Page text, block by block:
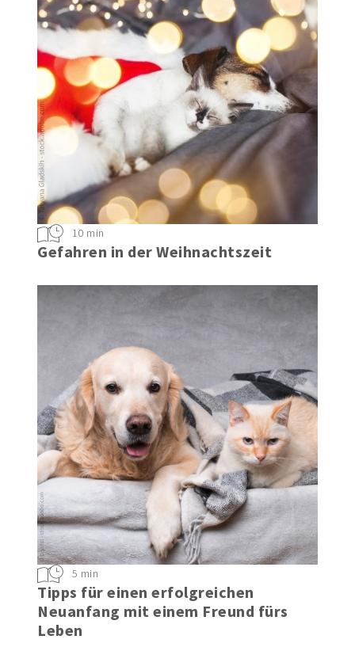
Gefahren in der Weihnachtszeit
10 min
Tipps für einen erfolgreichen
Neuanfang mit einem Freund fürs
Leben
5 min